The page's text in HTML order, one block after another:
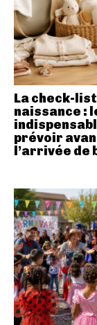
La check-
naissance :
prévoir
l’arrivée de